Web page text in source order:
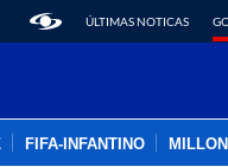
ÚLTIMAS NOTICAS
FIFA-INFANTINO